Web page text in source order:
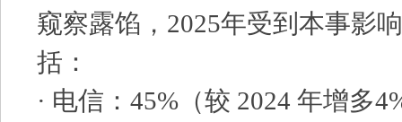
窥察露馅，2025年受到本事影
括：
· 电信：45%（较 2024 年增多